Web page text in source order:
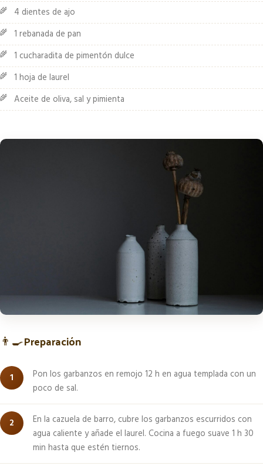
4 dientes de ajo
1 rebanada de pan
1 cucharadita de pimentón dulce
1 hoja de laurel
Aceite de oliva, sal y pimienta
👨‍🍳Preparación
Pon los garbanzos en remojo 12 h en agua templada con un
poco de sal.
En la cazuela de barro, cubre los garbanzos escurridos con
agua caliente y añade el laurel. Cocina a fuego suave 1 h 30
min hasta que estén tiernos.